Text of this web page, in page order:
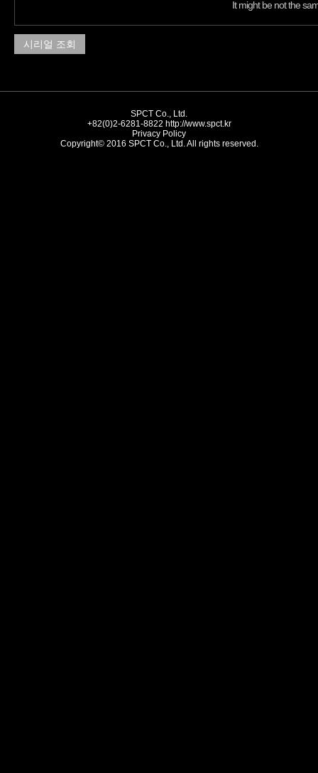
It might be not the
시리얼 조회
SPCT Co., Ltd.
+82(0)2-6281-8822 http://www.spct.kr
Privacy Policy
Copyright© 2016 SPCT Co., Ltd. All rights reserved.